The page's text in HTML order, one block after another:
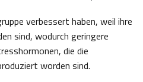
verbessert haben, weil ihre
sind, wodurch geringere
die die
worden sind.